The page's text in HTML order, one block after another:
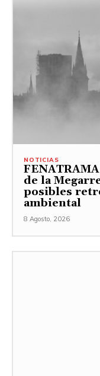
NOTICIAS
de la
posibles
ambiental
8 Agosto, 2026